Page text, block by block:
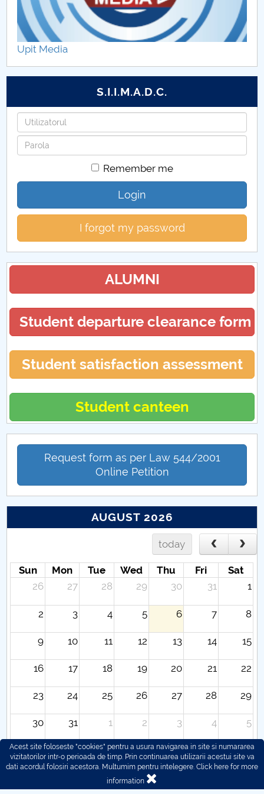
Upit Media
S.I.I.M.A.D.C.
Username
Password
Remember me
Login
I forgot my password
ALUMNI
Student departure clearance form
Student satisfaction assessment
Student canteen
Request form as per Law 544/2001
Online Petition
AUGUST 2026
today
Sun Mon Tue Wed Thu Fri
Sat
26
27 28 29 30 31 1
2 3 4 5 6 7 8
9 10 11 12 13 14 15
16 17 18 19 20 21 22
23 24 25 26 27 28 29
30 31 1 2 3 4 5
Acest site foloseste "cookies" pentru a usura navigarea in site si numararea
vizitatorilor intr-o perioada de timp. Prin continuarea utilizarii acestui site va
dati acordul folosiri acestora. Multumim pentru intelegere. Click here for more
information